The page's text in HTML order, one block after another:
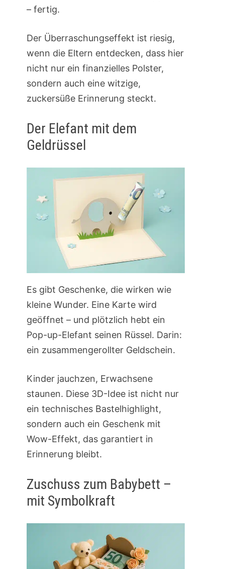
– fertig.
Der Überraschungseffekt ist riesig,
wenn die Eltern entdecken, dass hier
nicht nur ein finanzielles Polster,
sondern auch eine witzige,
zuckersüße Erinnerung steckt.
Der Elefant mit dem
Geldrüssel
Es gibt Geschenke, die wirken wie
kleine Wunder. Eine Karte wird
geöffnet – und plötzlich hebt ein
Pop-up-Elefant seinen Rüssel. Darin:
ein zusammengerollter Geldschein.
Kinder jauchzen, Erwachsene
staunen. Diese 3D-Idee ist nicht nur
ein technisches Bastelhighlight,
sondern auch ein Geschenk mit
Wow-Effekt, das garantiert in
Erinnerung bleibt.
Zuschuss zum Babybett –
mit Symbolkraft